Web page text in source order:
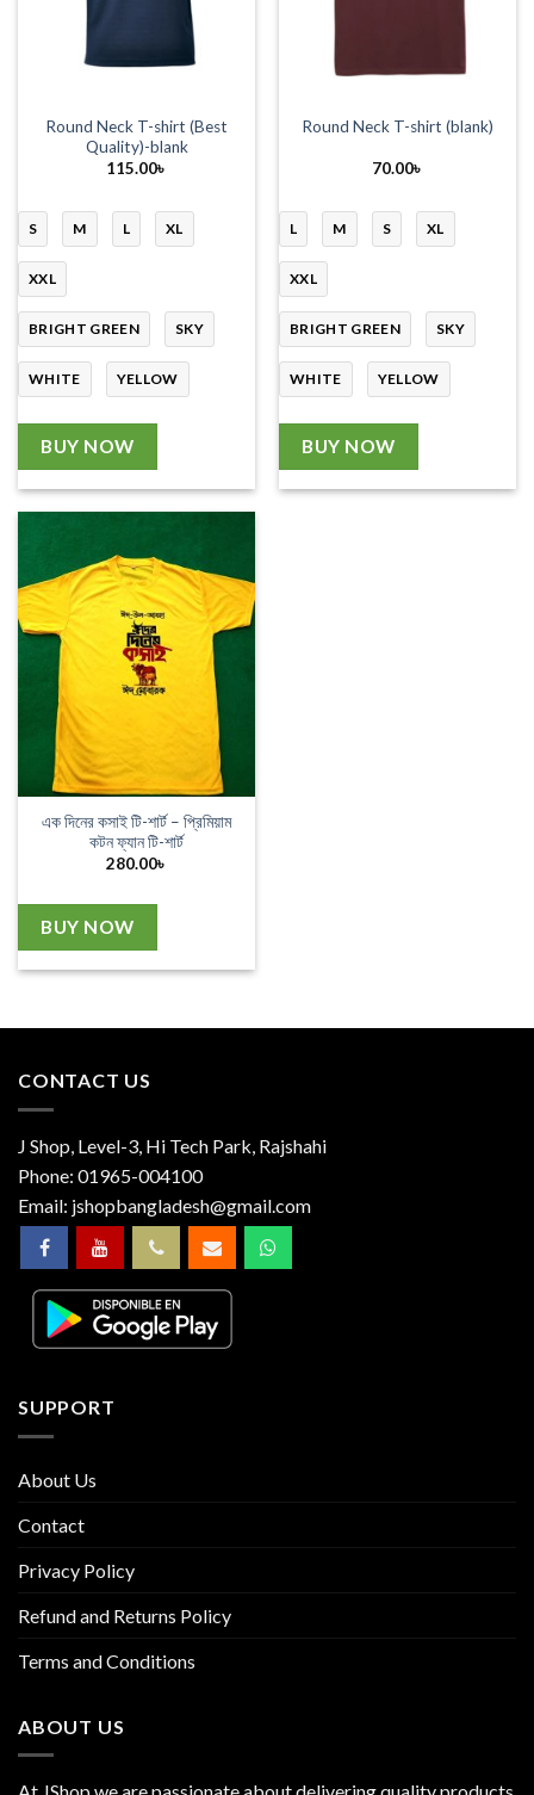
Round Neck T-shirt (Best
Quality)-blank
115.00৳
S M L XL
XXL
BRIGHT GREEN SKY
WHITE YELLOW
BUY NOW
Round Neck T-shirt (blank)
70.00৳
L M S XL
XXL
BRIGHT GREEN SKY
WHITE YELLOW
BUY NOW
এক দিনের কসাই টি-শার্ট – প্রিমিয়াম
কটন ফ্যান টি-শার্ট
280.00৳
BUY NOW
CONTACT US
J Shop, Level-3, Hi Tech Park, Rajshahi
Phone: 01965-004100
Email: jshopbangladesh@gmail.com
SUPPORT
About Us
Contact
Privacy Policy
Refund and Returns Policy
Terms and Conditions
ABOUT US